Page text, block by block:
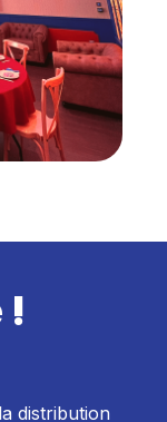
!
distribution